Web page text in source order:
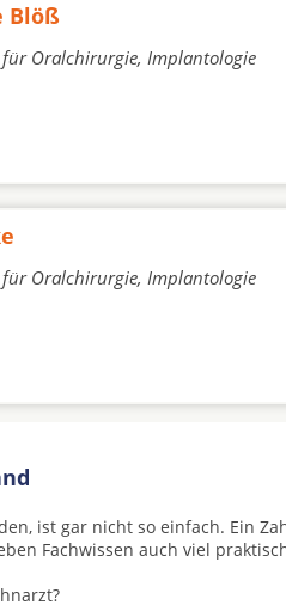
Blöß
Oralchirurgie, Implantologie
Oralchirurgie, Implantologie
ist gar nicht so einfach. Ein
Fachwissen auch viel